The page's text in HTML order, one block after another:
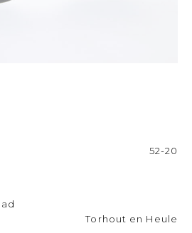
52-20
Torhout en Heule